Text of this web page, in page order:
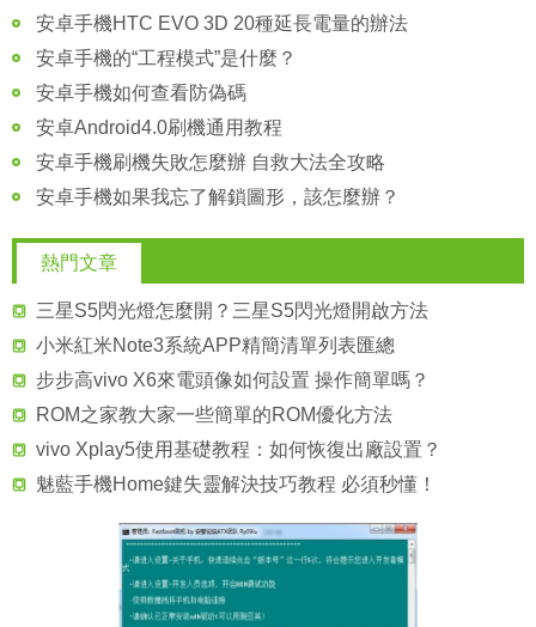
安卓手機HTC EVO 3D 20種延長電量的辦法
安卓手機的“工程模式”是什麼？
安卓手機如何查看防偽碼
安卓Android4.0刷機通用教程
安卓手機刷機失敗怎麼辦 自救大法全攻略
安卓手機如果我忘了解鎖圖形，該怎麼辦？
熱門文章
三星S5閃光燈怎麼開？三星S5閃光燈開啟方法
小米紅米Note3系統APP精簡清單列表匯總
步步高vivo X6來電頭像如何設置 操作簡單嗎？
ROM之家教大家一些簡單的ROM優化方法
vivo Xplay5使用基礎教程：如何恢復出廠設置？
魅藍手機Home鍵失靈解決技巧教程 必須秒懂！